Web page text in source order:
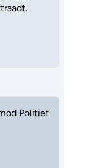
Politiet